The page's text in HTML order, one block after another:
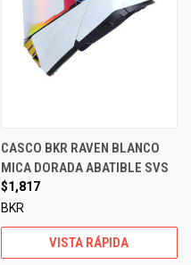
CASCO BKR RAVEN BLANCO
MICA DORADA ABATIBLE SVS
$1,817
BKR
VISTA RÁPIDA